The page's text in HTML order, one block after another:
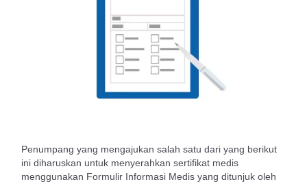
Penumpang yang mengajukan salah satu dari yang berikut
ini diharuskan untuk menyerahkan sertifikat medis
menggunakan Formulir Informasi Medis yang ditunjuk oleh